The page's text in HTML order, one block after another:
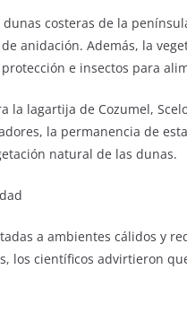
costeras de la
anidación. Además, la
e insectos para
la lagartija de Cozumel,
la permanencia de
natural de las dunas.
a ambientes cálidos y
los científicos advirtieron